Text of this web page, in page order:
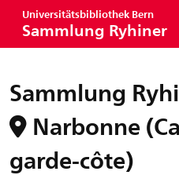
Universitätsbibliothek Bern
Sammlung Ryhiner
Sammlung
Narbonne
garde-côte)